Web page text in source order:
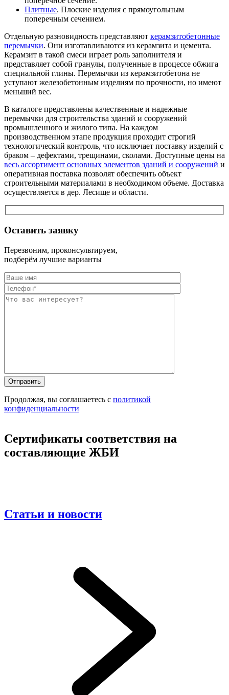
Плитные. Плоские изделия с прямоугольным
поперечным сечением.
Отдельную разновидность представляют керамзитобетонные
перемычки. Они изготавливаются из керамзита и цемента.
Керамзит в такой смеси играет роль заполнителя и
представляет собой гранулы, полученные в процессе обжига
специальной глины. Перемычки из керамзитобетона не
уступают железобетонным изделиям по прочности, но имеют
меньший вес.
В каталоге представлены качественные и надежные
перемычки для строительства зданий и сооружений
промышленного и жилого типа. На каждом
производственном этапе продукция проходит строгий
технологический контроль, что исключает поставку изделий с
браком – дефектами, трещинами, сколами. Доступные цены на
весь ассортимент основных элементов зданий и сооружений и
оперативная поставка позволят обеспечить объект
строительными материалами в необходимом объеме. Доставка
осуществляется в дер. Лесище и области.
Оставить заявку
Перезвоним, проконсультируем,
подберём лучшие варианты
Продолжая, вы соглашаетесь с политикой
конфиденциальности
Сертификаты соответствия на
составляющие ЖБИ
Статьи и новости